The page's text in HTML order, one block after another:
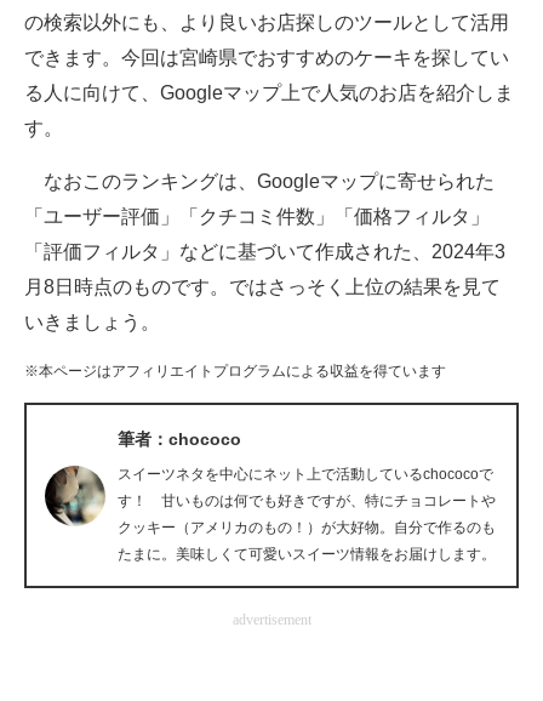
スマホと通信の最新トレンド
進化するPCとデバイスの未来
ビジネスと働き方のヒント
企業ITのトレンドを詳説
ITエンジニア向け専門サイト
企業向けIT製品の総合サイト
IT製品の技術・比較・事例
の検索以外にも、より良いお店探しのツールとして活用
できます。今回は宮崎県でおすすめのケーキを探してい
る人に向けて、Googleマップ上で人気のお店を紹介しま
す。
なおこのランキングは、Googleマップに寄せられた
「ユーザー評価」「クチコミ件数」「価格フィルタ」
「評価フィルタ」などに基づいて作成された、2024年3
月8日時点のものです。ではさっそく上位の結果を見て
いきましょう。
※本ページはアフィリエイトプログラムによる収益を得ています
筆者：chococo
スイーツネタを中心にネット上で活動しているchococoで
す！ 甘いものは何でも好きですが、特にチョコレートや
クッキー（アメリカのもの！）が大好物。自分で作るのも
たまに。美味しくて可愛いスイーツ情報をお届けします。
advertisement